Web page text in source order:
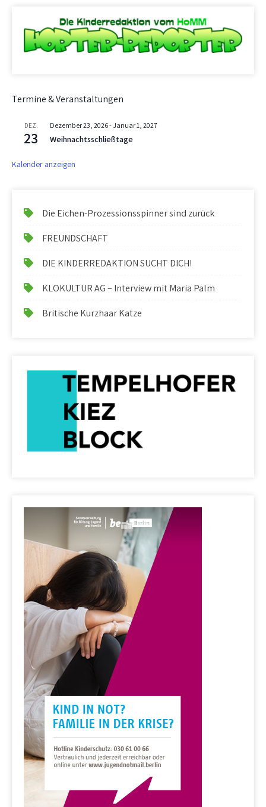
Termine & Veranstaltungen
DEZ.
23
Dezember 23, 2026- Januar 1, 2027
Weihnachtsschließtage
Kalender anzeigen
Die Eichen-Prozessionsspinner sind zurück
FREUNDSCHAFT
DIE KINDERREDAKTION SUCHT DICH!
KLOKULTUR AG – Interview mit Maria Palm
Britische Kurzhaar Katze